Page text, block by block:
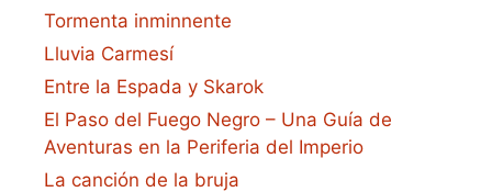
Tormenta inminnente
Lluvia Carmesí
Entre la Espada y Skarok
El Paso del Fuego Negro – Una Guía de
Aventuras en la Periferia del Imperio
La canción de la bruja